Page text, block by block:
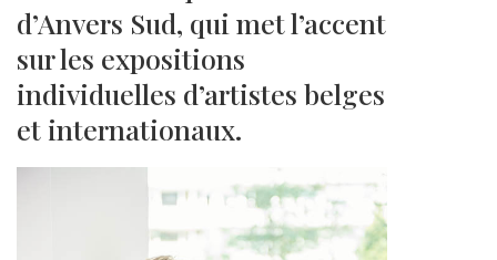
d’Anvers Sud, qui met l’accent
sur les expositions
individuelles d’artistes belges
et internationaux.